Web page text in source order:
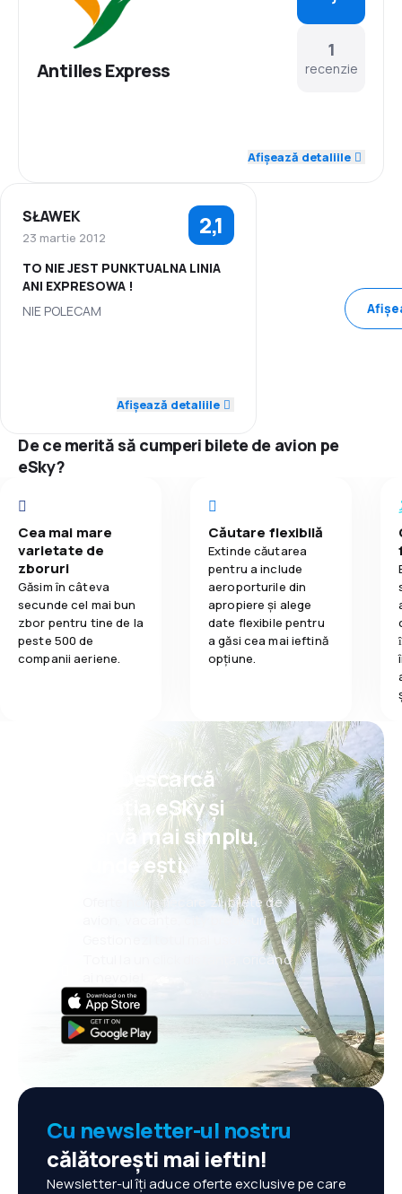
Antilles Express
1
recenzie
Rețeaua de conexiuni
Prețul biletelor
Confort în timpul călătoriei 3,0
Afișează detaliile
SŁAWEK
23 martie 2012 2,1
TO NIE JEST PUNKTUALNA LINIA
ANI EXPRESOWA !
NIE POLECAM
1,0
Rețeaua de conexiuni 3,0
Prețul biletelor
Confort în timpul călătoriei 3,0
Transportul bagajelor 2,0
Mâncare 1,0
Afișează detaliile
De ce merită să cumperi bilete de avion pe
eSky?
Cea mai mare
varietate de
zboruri
Găsim în câteva
secunde cel mai bun
zbor pentru tine de la
peste 500 de
companii aeriene.
Căutare flexibilă
Extinde căutarea
pentru a include
aeroporturile din
apropiere și alege
date flexibile pentru
a găsi cea mai ieftină
opțiune.
Psst! Descarcă
aplicația eSky și
rezervă mai simplu,
oriunde ești.
Oferte noi în fiecare zi: bilete de
avion, vacanțe, city break-uri
Totul la un click distanță, oricând
Cu newsletter-ul nostru
călătorești mai ieftin!
Newsletter-ul îți aduce oferte exclusive pe care